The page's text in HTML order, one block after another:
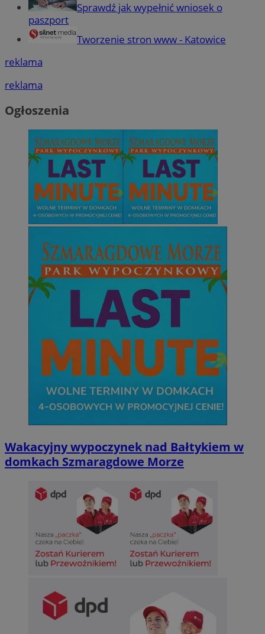
Sprawdź jak wypełnić wniosek o
paszport
Tworzenie stron www - Katowice
reklama
reklama
Ogłoszenia
Wakacyjny wypoczynek nad Bałtykiem w
domkach Szmaragdowe Morze